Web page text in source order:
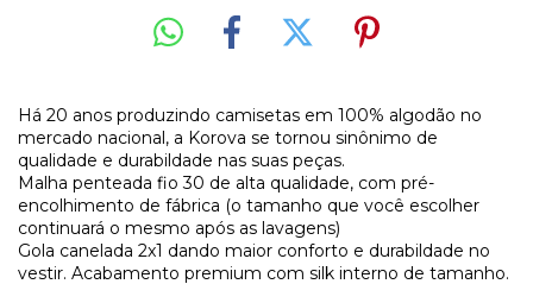
Há 20 anos produzindo camisetas em 100% algodão no
mercado nacional, a Korova se tornou sinônimo de
qualidade e durabildade nas suas peças.
Malha penteada fio 30 de alta qualidade, com pré-
encolhimento de fábrica (o tamanho que você escolher
continuará o mesmo após as lavagens)
Gola canelada 2x1 dando maior conforto e durabildade no
vestir. Acabamento premium com silk interno de tamanho.